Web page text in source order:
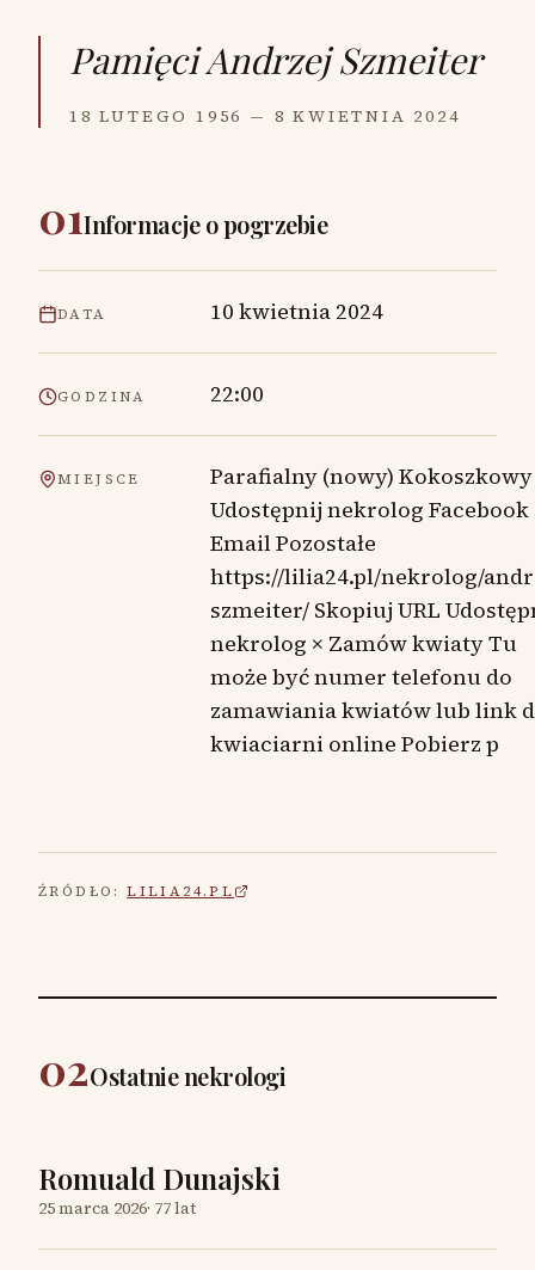
PamięciAndrzej Szmeiter
18 LUTEGO 1956 — 8 KWIETNIA 2024
01Informacje o pogrzebie
DATA 10 kwietnia 2024
GODZINA 22:00
MIEJSCE
Parafialny (nowy) Kokoszkowy
Udostępnij nekrolog Facebook
Email Pozostałe
https://lilia24.pl/nekrolog/
szmeiter/ Skopiuj URL
nekrolog × Zamów kwiaty Tu
może być numer telefonu do
zamawiania kwiatów lub link
kwiaciarni online Pobierz p
ŹRÓDŁO: LILIA24.PL
02Ostatnie nekrologi
Romuald Dunajski
25 marca 2026· 77 lat